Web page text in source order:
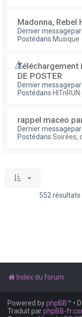
Madonna, Rebel
Dernier messagepar
Postédans Musique
Téléchargement
DE POSTER
Dernier messagepar
Postédans
rappel maceo
Dernier messagepar
Postédans Soirées,
552 résultats
Index du forum
Powered byphpBB™ •
Traduit parphpBB-